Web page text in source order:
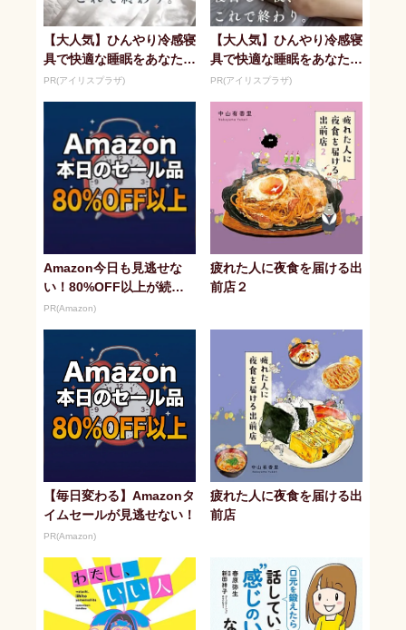
【大人気】ひんやり冷感寝
具で快適な睡眠をあなた
に。
PR(アイリスプラザ)
【大人気】ひんやり冷感寝
具で快適な睡眠をあなた
に。
PR(アイリスプラザ)
Amazon今日も見逃せな
い！80%OFF以上が続々
登場
PR(Amazon)
疲れた人に夜食を届ける出
前店２
【毎日変わる】Amazonタ
イムセールが見逃せない！
PR(Amazon)
疲れた人に夜食を届ける出
前店